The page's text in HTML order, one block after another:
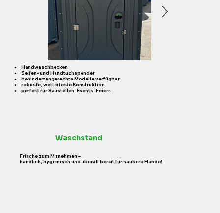
Frische zum Mitnehmen –
handlich, hygienisch und überall bereit für saubere Hände!
Waschstand
Handwaschbecken
Seifen- und Handtuchspender
behindertengerechte Modelle verfügbar
robuste, wetterfeste Konstruktion
perfekt für Baustellen, Events, Feiern